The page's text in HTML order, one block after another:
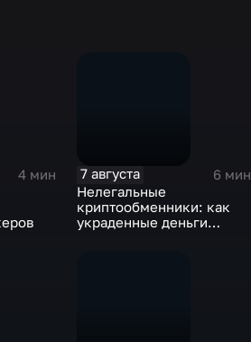
4 мин
7 августа
6 мин
Нелегальные
криптообменники: как
украденные деньги